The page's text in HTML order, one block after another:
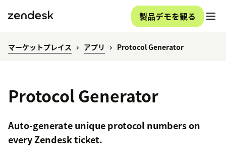
製品デモを観る
マーケットプレイス アプリ Protocol Generator
Protocol Generator
Auto-generate unique protocol numbers on
every Zendesk ticket.